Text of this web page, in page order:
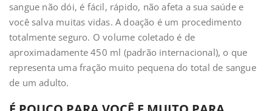
sangue não dói, é fácil, rápido, não afeta a sua saúde e
você salva muitas vidas. A doação é um procedimento
totalmente seguro. O volume coletado é de
aproximadamente 450 ml (padrão internacional), o que
representa uma fração muito pequena do total de sangue
de um adulto.